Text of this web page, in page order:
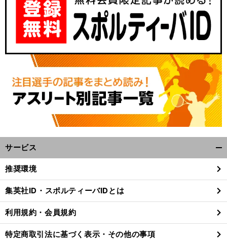
前
サービス
閉
る
推奨環境
集英社ID・スポルティーバIDとは
利用規約・会員規約
特定商取引法に基づく表示・その他の事項